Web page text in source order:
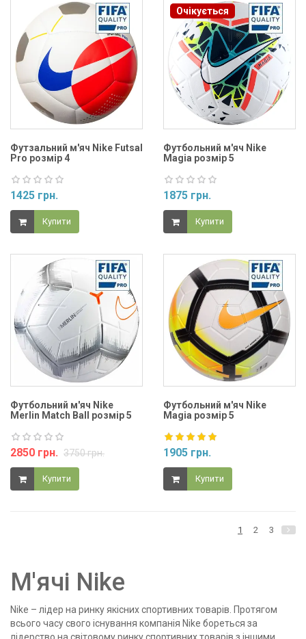
Футзальний м'яч Nike Futsal
Pro розмір 4
1425 грн.
Купити
Очікується
Футбольний м'яч Nike
Magia розмір 5
1875 грн.
Купити
Футбольний м'яч Nike
Merlin Match Ball розмір 5
2850 грн. 3750 грн.
Купити
Футбольний м'яч Nike
Magia розмір 5
1905 грн.
Купити
1 2 3
М'ячі Nike
Nike – лідер на ринку якісних спортивних товарів. Протягом
всього часу свого існування компанія Nike бореться за